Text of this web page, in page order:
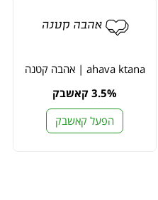
ahava ktana | אהבה קטנה
3.5% קאשבק
הפעל קאשבק